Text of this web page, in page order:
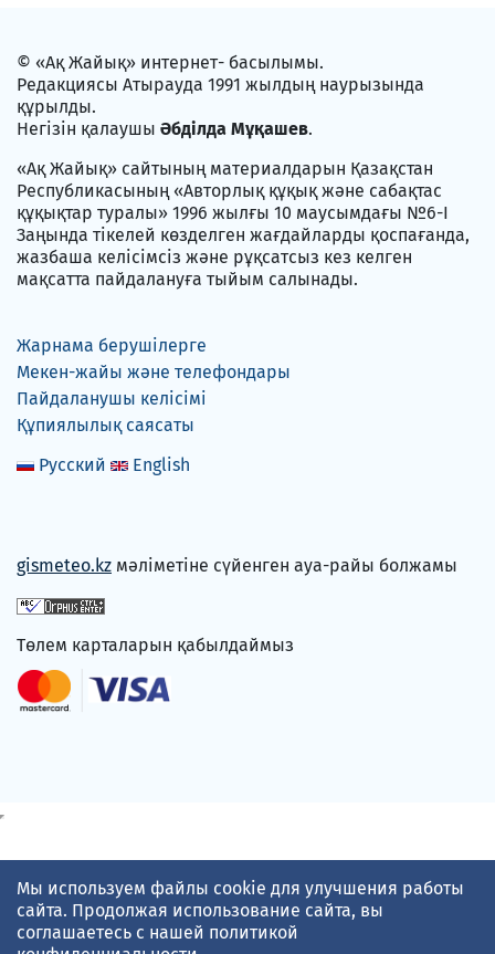
© «Ақ Жайық» интернет- басылымы.
Редакциясы Атырауда 1991 жылдың наурызында
құрылды.
Негізін қалаушы Әбділда Мұқашев.
«Ақ Жайық» сайтының материалдарын Қазақстан
Республикасының «Авторлық құқық және сабақтас
құқықтар туралы» 1996 жылғы 10 маусымдағы №6-I
Заңында тікелей көзделген жағдайларды қоспағанда,
жазбаша келісімсіз және рұқсатсыз кез келген
мақсатта пайдалануға тыйым салынады.
Жарнама берушілерге
Мекен-жайы және телефондары
Пайдаланушы келісімі
Құпиялылық саясаты
Русский
English
gismeteo.kz мәліметіне сүйенген ауа-райы болжамы
Төлем карталарын қабылдаймыз
Мы используем файлы cookie для улучшения работы
сайта. Продолжая использование сайта, вы
соглашаетесь с нашей политикой